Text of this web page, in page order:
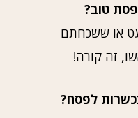
טוב?
או ששכחתם
זה קורה!
לפסח?